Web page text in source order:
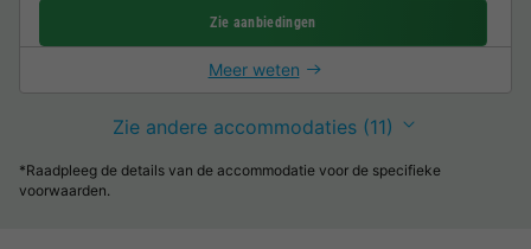
Zie aanbiedingen
Meer weten
Zie andere accommodaties (11)
*Raadpleeg de details van de accommodatie voor de specifieke
voorwaarden.